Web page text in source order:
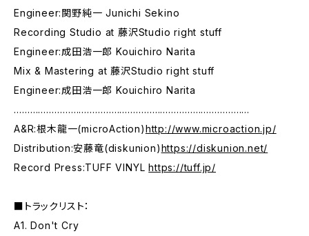
Engineer:関野純一 Junichi Sekino
Recording Studio at 藤沢Studio right stuff
Engineer:成田浩一郎 Kouichiro Narita
Mix & Mastering at 藤沢Studio right stuff
Engineer:成田浩一郎 Kouichiro Narita
……………………………………………………………………………
A&R:根木龍一(microAction)http://www.microaction.jp/
Distribution:安藤竜(diskunion)https://diskunion.net/
Record Press:TUFF VINYLhttps://tuff.jp/
■トラックリスト：
A1. Don't Cry